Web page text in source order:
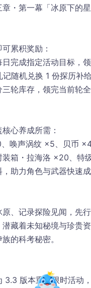
・第一幕「冰原下的
累积奖励：
完成指定活动目标，
记随机兑换 1 份探历补
轮库存，领完当前轮
心养成所需：
唤声涡纹 ×5、贝币
装箱・拉海洛 ×20、特
助力角色与武器快速
、记录探险见闻，先
藏着未知秘境与珍贵
的科考秘密。
3.3 版本重要限时活动